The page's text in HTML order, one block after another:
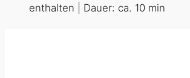
enthalten | Dauer: ca. 10 min